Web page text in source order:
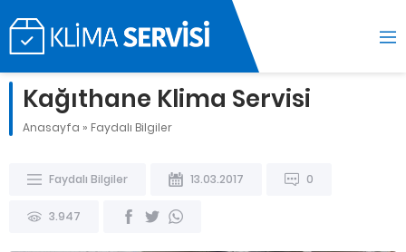
Kağıthane Klima Servisi
Anasayfa » Faydalı Bilgiler
Faydalı Bilgiler 13.03.2017 0
3.947